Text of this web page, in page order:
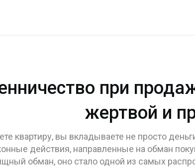
при
жертвой и
квартиру, вы вкладываете не просто
действия, направленные на обман
обман, оно стало одной из самых